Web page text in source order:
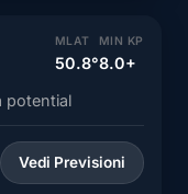
MLAT
50.8°
MIN KP
8.0+
potential
Vedi Previsioni